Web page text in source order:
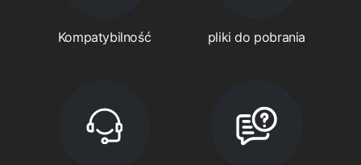
Kompatybilność pliki do pobrania